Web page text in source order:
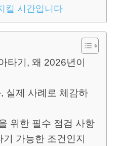
킬 시간입니다
타기, 왜 2026년이
실제 사례로 체감하
위한 필수 점검 사항
기 가능한 조건인지